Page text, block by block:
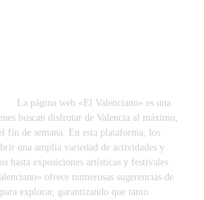
La página web «El Valenciano» es una
buscan disfrutar de Valencia al máximo,
fin de semana. En esta plataforma, los
una amplia variedad de actividades y
hasta exposiciones artísticas y festivales
ofrece numerosas sugerencias de
explorar, garantizando que tanto